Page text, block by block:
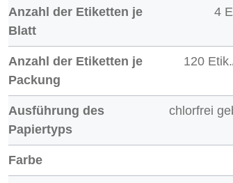
Anzahl der Etiketten je
Blatt
4
Anzahl der Etiketten je
Packung
120
Ausführung des
Papiertyps
chlorfrei
Farbe